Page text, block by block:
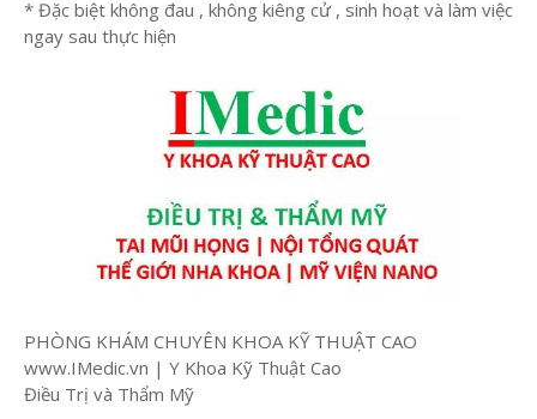
* Đặc biệt không đau , không kiêng cử , sinh hoạt và làm việc
ngay sau thực hiện
PHÒNG KHÁM CHUYÊN KHOA KỸ THUẬT CAO
www.IMedic.vn | Y Khoa Kỹ Thuật Cao
Điều Trị và Thẩm Mỹ